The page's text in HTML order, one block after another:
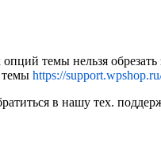
темы нельзя обрезать
https://
в нашу тех.